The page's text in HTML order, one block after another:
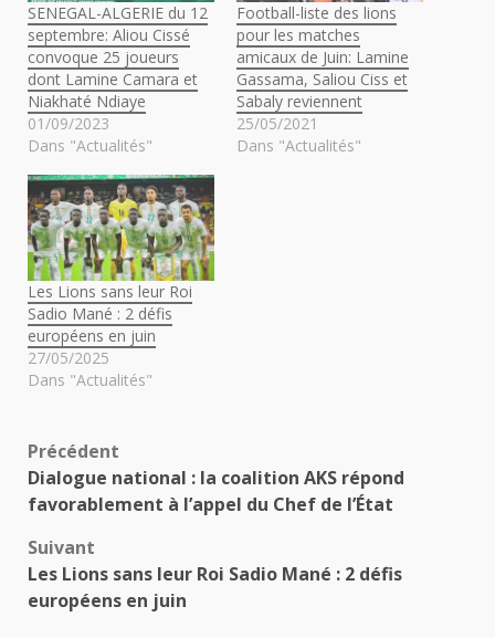
SENEGAL-ALGERIE du 12
septembre: Aliou Cissé
convoque 25 joueurs
dont Lamine Camara et
Niakhaté Ndiaye
01/09/2023
Dans "Actualités"
Football-liste des lions
pour les matches
amicaux de Juin: Lamine
Gassama, Saliou Ciss et
Sabaly reviennent
25/05/2021
Dans "Actualités"
Les Lions sans leur Roi
Sadio Mané : 2 défis
européens en juin
27/05/2025
Dans "Actualités"
Navigation
d’article
Précédent
Dialogue national : la coalition AKS répond
favorablement à l’appel du Chef de l’État
Suivant
Les Lions sans leur Roi Sadio Mané : 2 défis
européens en juin